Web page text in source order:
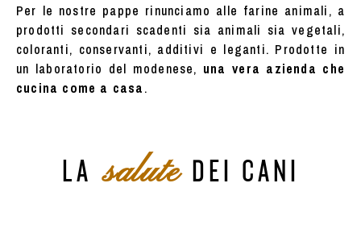
Per le nostre pappe rinunciamo alle farine animali, a
prodotti secondari scadenti sia animali sia vegetali,
coloranti, conservanti, additivi e leganti. Prodotte in
un laboratorio del modenese, una vera azienda che
cucina come a casa.
LA salute DEI CANI